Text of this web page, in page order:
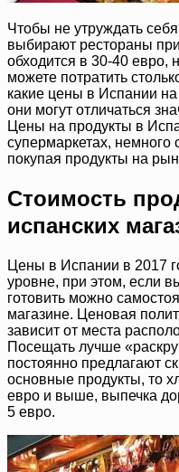
Чтобы не утруждать
выбирают рестораны
обходится в 30-40 евро,
можете потратить
какие цены в Испании на
они могут отличаться
Цены на продукты в
супермаркетах, немного
покупая продукты на
Стоимость
испанских
Цены в Испании в 2017
уровне, при этом, если
готовить можно
магазине. Ценовая
зависит от места
Посещать лучше
постоянно предлагают
основные продукты, то
евро и выше, выпечка
5 евро.